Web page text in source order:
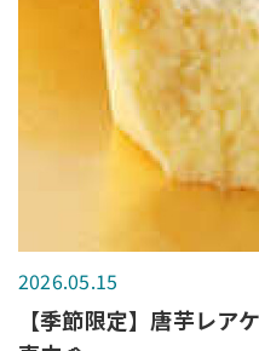
2026.05.15
【季節限定】唐芋レ